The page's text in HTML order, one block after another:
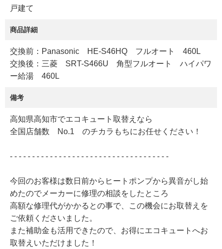
戸建て
商品詳細
交換前：Panasonic HE-S46HQ フルオート 460L
交換後：三菱 SRT-S466U 角型フルオート ハイパワ
ー給湯 460L
備考
高知県高知市でエコキュート取替えなら
全国店舗数 No.1 のチカラもちにお任せください！
- - - - - - - - - - - - - - - - - - - - - - - - - - - - - - - - - - - -
今回のお客様は数日前からヒートポンプから異音がし始
めたのでメーカーに修理の相談をしたところ
高額な修理代がかかるとの事で、この機会にお取替えを
ご依頼くださいました。
また補助金も活用できたので、お得にエコキュートへお
取替えいただけました！